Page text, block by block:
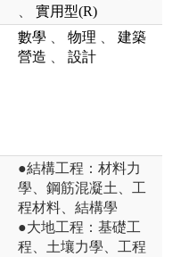
實用型(R)
數學 物理
建築
營造
設計
●結構工程：材料力
學、鋼筋混凝土、工
程材料、結構學
●大地工程：基礎工
程、土壤力學、工程